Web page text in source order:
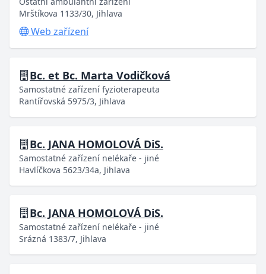
Mrštíkova 1133/30, Jihlava
Web zařízení
Bc. et Bc. Marta Vodičková
Samostatné zařízení fyzioterapeuta
Rantířovská 5975/3, Jihlava
Bc. JANA HOMOLOVÁ DiS.
Samostatné zařízení nelékaře - jiné
Havlíčkova 5623/34a, Jihlava
Bc. JANA HOMOLOVÁ DiS.
Samostatné zařízení nelékaře - jiné
Srázná 1383/7, Jihlava